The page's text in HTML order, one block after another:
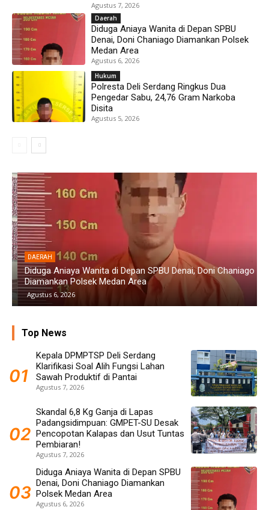
Agustus 7, 2026
Daerah
Diduga Aniaya Wanita di Depan SPBU
Denai, Doni Chaniago Diamankan Polsek
Medan Area
Agustus 6, 2026
Hukum
Polresta Deli Serdang Ringkus Dua
Pengedar Sabu, 24,76 Gram Narkoba
Disita
Agustus 5, 2026
DAERAH
Diduga Aniaya Wanita di Depan SPBU Denai, Doni Chaniago
Diamankan Polsek Medan Area
Agustus 6, 2026
Top News
Kepala DPMPTSP Deli Serdang
Klarifikasi Soal Alih Fungsi Lahan
Sawah Produktif di Pantai
Agustus 7, 2026
Skandal 6,8 Kg Ganja di Lapas
Padangsidimpuan: GMPET-SU Desak
Pencopotan Kalapas dan Usut Tuntas
Pembiaran!
Agustus 7, 2026
Diduga Aniaya Wanita di Depan SPBU
Denai, Doni Chaniago Diamankan
Polsek Medan Area
Agustus 6, 2026